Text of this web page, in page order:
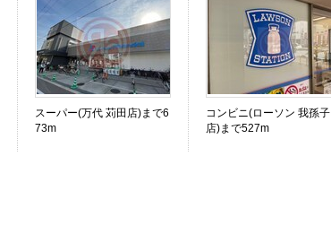
スーパー(万代 苅田店)まで6
73m
コンビニ(ローソン 我孫子
店)まで527m